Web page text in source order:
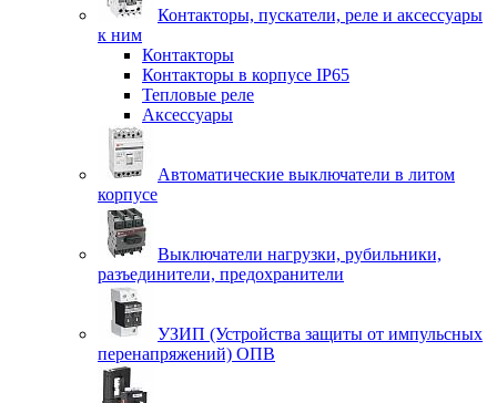
Контакторы, пускатели, реле и аксессуары
к ним
Контакторы
Контакторы в корпусе IP65
Тепловые реле
Аксессуары
Автоматические выключатели в литом
корпусе
Выключатели нагрузки, рубильники,
разъединители, предохранители
УЗИП (Устройства защиты от импульсных
перенапряжений) ОПВ